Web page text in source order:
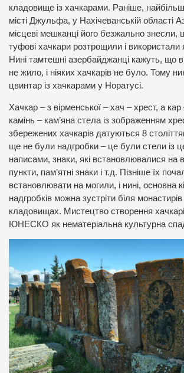
кладовище із хачкарами. Раніше,
місті Джульфа, у Нахічеванській області
місцеві мешканці його безжально знесли,
туфові хачкари розтрощили і використали
Нині тамтешні азербайджанці кажуть, що
не жило, і ніяких хачкарів не було. Тому
цвинтар із хачкарами у Норатусі.
Хачкар – з вірменської – хач – хрест, а
камінь – кам’яна стела із зображенням
збережених хачкарів датуються 8
ще не були надгробки – це були стели із
написами, знаки, які встановлювалися на
пункти, пам’ятні знаки і т.д. Пізніше їх
встановлювати на могили, і нині, основна
надгробків можна зустріти біля
кладовищах. Мистецтво створення
ЮНЕСКО як нематеріальна культурна